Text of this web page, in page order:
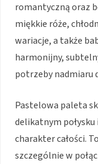
romantyczną oraz
miękkie róże,
wariacje, a także
harmonijny,
potrzeby nadmiaru
Pastelowa paleta
delikatnym
charakter całości.
szczególnie w